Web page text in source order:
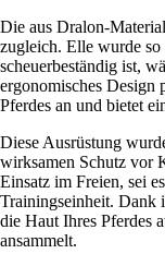
Die aus Dralon-
zugleich. Elle wurde so
scheuerbeständig ist,
ergonomisches Design
Pferdes an und bietet
Diese Ausrüstung
wirksamen Schutz vor
Einsatz im Freien, sei
Trainingseinheit. Dank
die Haut Ihres Pferdes
ansammelt.